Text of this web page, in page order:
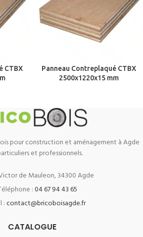
CTBX
Panneau Contreplaqué CTBX
2500x1220x15 mm
pour construction et aménagement à Agde
et professionnels.
de Mauleon, 34300 Agde
:04 67 94 43 65
:contact@bricoboisagde.fr
CATALOGUE